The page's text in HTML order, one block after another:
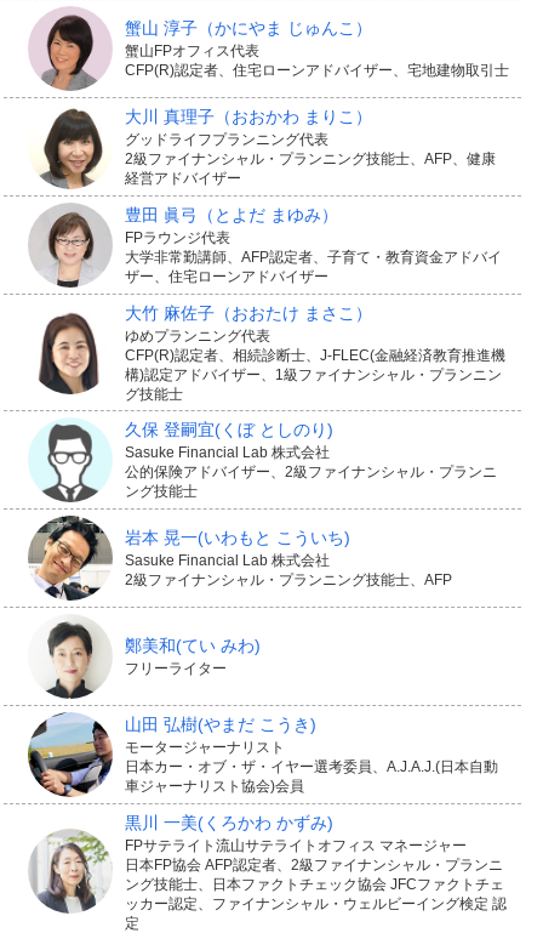
蟹山 淳子（かにやま じゅんこ）
蟹山FPオフィス代表
CFP(R)認定者、住宅ローンアドバイザー、宅地建物取引士
大川 真理子（おおかわ まりこ）
グッドライフプランニング代表
2級ファイナンシャル・プランニング技能士、AFP、健康
経営アドバイザー
豊田 眞弓 （とよだ まゆみ）
FPラウンジ代表
大学非常勤講師、AFP認定者、子育て・教育資金アドバイ
ザー、住宅ローンアドバイザー
大竹 麻佐子（おおたけ まさこ）
ゆめプランニング代表
CFP(R)認定者、相続診断士、J-FLEC(金融経済教育推進機
構)認定アドバイザー、1級ファイナンシャル・プランニン
グ技能士
久保 登嗣宜(くぼ としのり)
Sasuke Financial Lab 株式会社
公的保険アドバイザー、2級ファイナンシャル・プランニ
ング技能士
岩本 晃一(いわもと こういち)
Sasuke Financial Lab 株式会社
2級ファイナンシャル・プランニング技能士、AFP
鄭美和(てい みわ)
フリーライター
山田 弘樹(やまだ こうき)
モータージャーナリスト
日本カー・オブ・ザ・イヤー選考委員、A.J.A.J.(日本自動
車ジャーナリスト協会)会員
黒川 一美(くろかわ かずみ)
FPサテライト流山サテライトオフィス マネージャー
日本FP協会 AFP認定者、2級ファイナンシャル・プランニ
ング技能士、日本ファクトチェック協会 JFCファクトチェ
ッカー認定、ファイナンシャル・ウェルビーイング検定 認
定